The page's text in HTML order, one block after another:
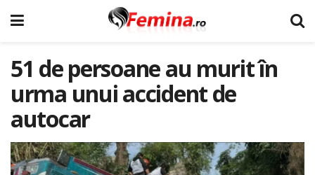
51 de persoane au murit în
urma unui accident de
autocar